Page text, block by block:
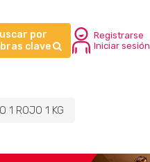
por
clave
Registrarse
Iniciar sesión
1 ROJO 1 KG